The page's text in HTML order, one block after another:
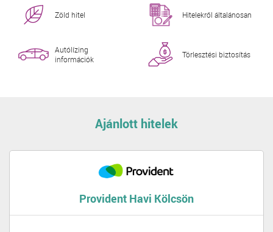
Zöld hitel Hitelekről általánosan
Autólízing
információk
Törlesztési biztosítás
Ajánlott hitelek
Provident Havi Kölcsön